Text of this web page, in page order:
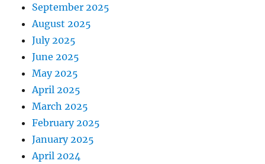
September 2025
August 2025
July 2025
June 2025
May 2025
April 2025
March 2025
February 2025
January 2025
April 2024